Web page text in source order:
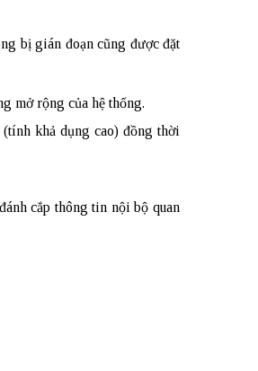
bị gián đoạn cũng được đặt
mở rộng của hệ thống.
khả dụng cao) đồng thời
cắp thông tin nội bộ quan